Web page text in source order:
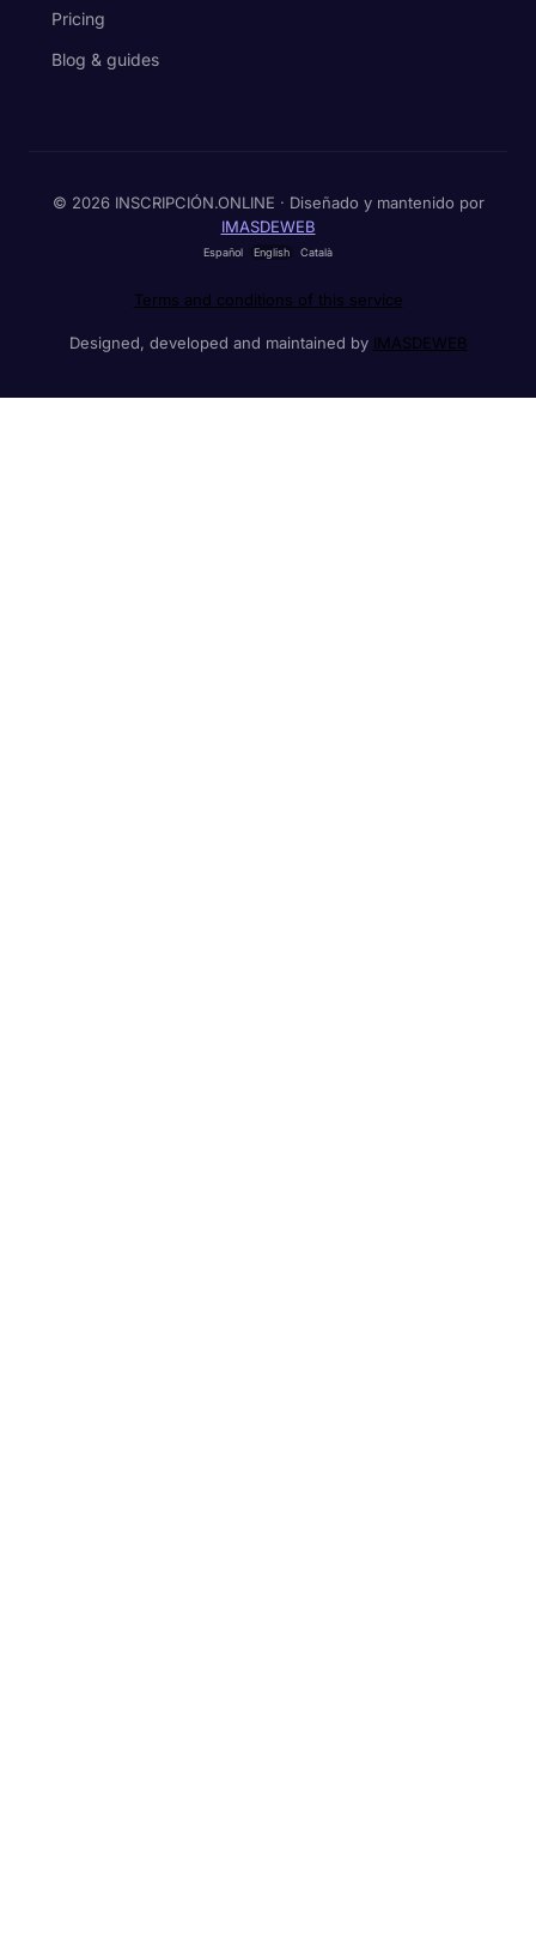
Pricing
Blog & guides
© 2026 INSCRIPCIÓN.ONLINE · Diseñado y mantenido por
IMASDEWEB
Español English Català
Terms and conditions of this service
Designed, developed and maintained by IMASDEWEB